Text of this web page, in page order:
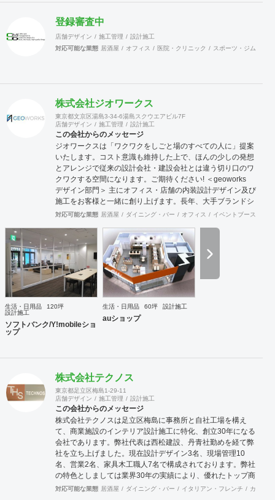
登録審査中
店舗デザイン 施工管理
設計施工
対応可能な業態 居酒屋 オフィス 医院・クリニック スポーツ・ジム
株式会社ジオワークス
東京都文京区湯島3-34-6湯島スクウエアビル7F
店舗デザイン
施工管理 設計施工
この会社からのメッセージ
ジオワークスは「ワクワクをしごと場のすべての人に」提案
いたします。コスト意識も維持した上で、ほんの少しの発想
とアレンジで従来の設計会社・建設会社とは違う切り口のワ
クワクする空間になります。ご期待ください! ＜geoworks
デザイン部門＞ 主にオフィス・店舗の内装設計デザイン及び
施工をお客様と一緒に創り上げます。長年、大手ブランドシ
ョップ指定業者の施工知識もあり、商業施設、ロードサイ
team geoworks チーム:ジオワークス＞ 会社創業からの「内
装工事職」+「電気専門職」の自社施工チームがおります。
長年にわたり、クオリティー向上してまいりました。伝達・
理解スピードも速い為、結果、業界いち施工期間が速いと自
負しております。 対応可能エリア 関東・東北・東海・北
陸・関西・中国・九州エリア ※北海道・四国・沖縄・離島
対応可能な業態 居酒屋 ダイニング・バー オフィス イベントブース・シ
生活・日用品
120坪
設計施工
ソフトバンク/Y!mobileショ
ップ
生活・日用品 60坪 設計施工
auショップ
株式会社テクノス
東京都足立区梅島1-29-11
店舗デザイン
施工管理 設計施工
この会社からのメッセージ
株式会社テクノスは足立区梅島に事務所と自社工場を構え
て、商業施設のインテリア設計施工に特化、創立30年になる
会社であります。弊社代表は西松建設、丹青社勤めを経て弊
社を立ち上げました。現在設計デザイン3名、現場管理10
名、営業2名、家具木工職人7名で構成されております。弊社
の特色としましては業界30年の実績により、優れたトップ商
空間デザイナーさん達と幅広いパイプを持っており、お客様
対応可能な業態 居酒屋 ダイニング・バー イタリアン・フレンチ カフェ